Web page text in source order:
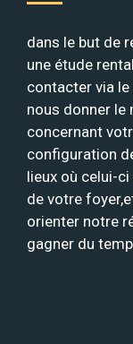
dans le but de
une étude
contacter via le
nous donner le
concernant
configuration
lieux où celui-
de votre
orienter notre
gagner du